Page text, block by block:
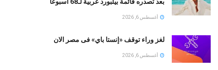
أغسطس 6, 2026
لغز وراء توقف «إنستا باي» فى مصر الان
أغسطس 6, 2026